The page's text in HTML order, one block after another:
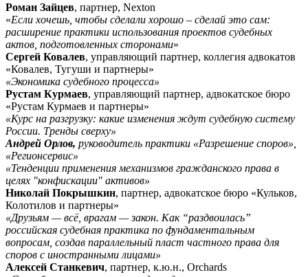
Роман Зайцев, партнер, Nexton
«Если хочешь, чтобы сделали хорошо – сделай это сам:
расширение практики использования проектов судебных
актов, подготовленных сторонами»
Сергей Ковалев, управляющий партнер, коллегия адвокатов
«Ковалев, Тугуши и партнеры»
«Экономика судебного процесса»
Рустам Курмаев, управляющий партнер, адвокатское бюро
«Рустам Курмаев и партнеры»
«Курс на разгрузку: какие изменения ждут судебную систему
России. Тренды сверху»
Андрей Орлов, руководитель практики «Разрешение споров»,
«Регионсервис»
«Тенденции применения механизмов гражданского права в
целях "конфискации" активов»
Николай Покрышкин, партнер, адвокатское бюро «Кульков,
Колотилов и партнеры»
«Друзьям — всё, врагам — закон. Как “раздвоилась”
российская судебная практика по фундаментальным
вопросам, создав параллельный пласт частного права для
споров с иностранными лицами»
Алексей Станкевич, партнер, к.ю.н., Orchards